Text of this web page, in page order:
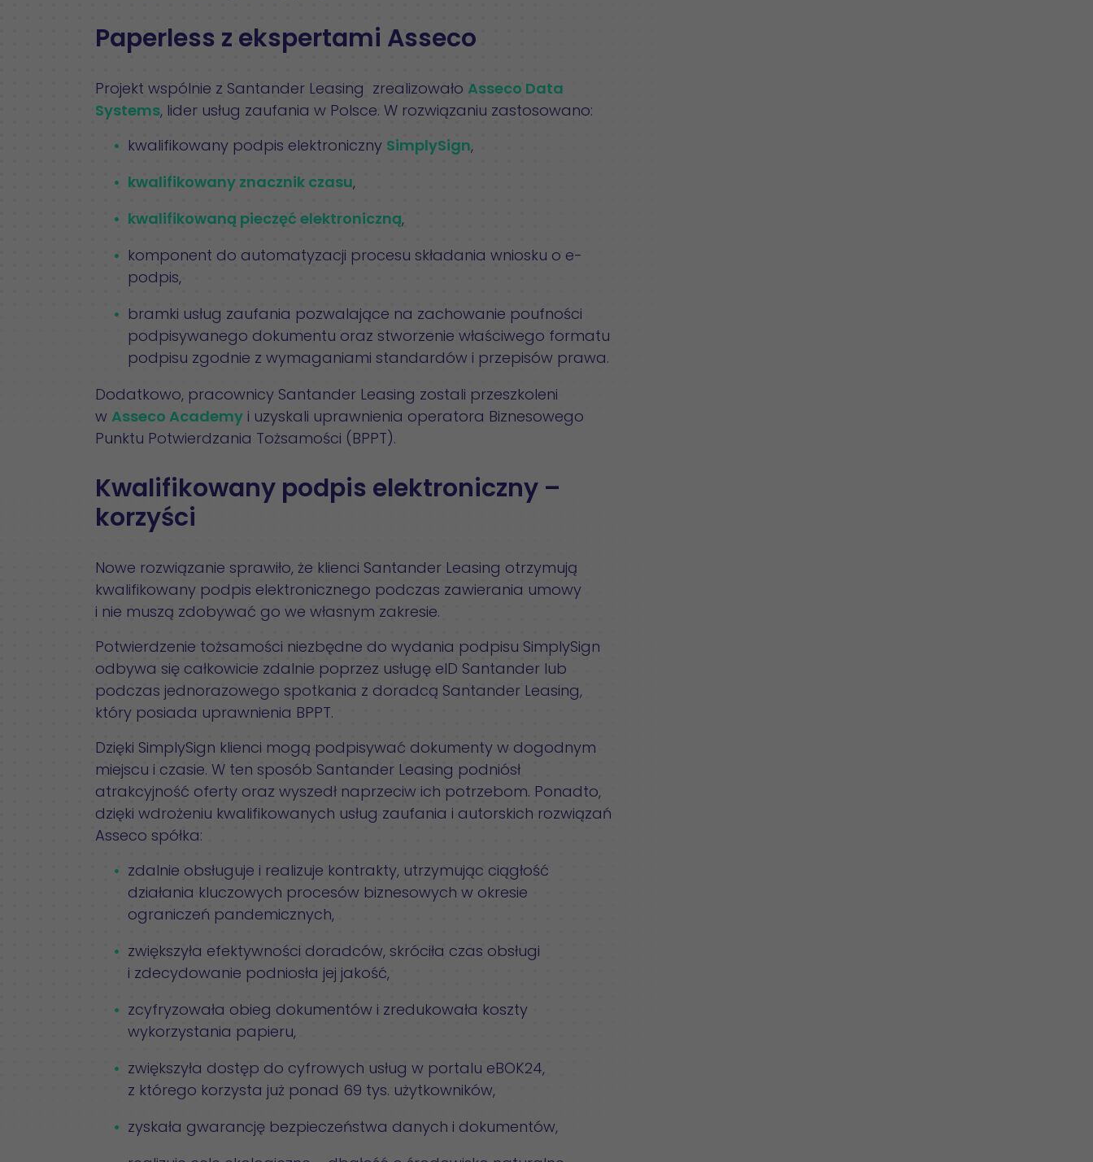
Paperless z ekspertami Asseco
Projekt wspólnie z Santander Leasing zrealizowało Asseco Data
Systems, lider usług zaufania w Polsce. W rozwiązaniu zastosowano:
kwalifikowany podpis elektroniczny SimplySign,
kwalifikowany znacznik czasu,
kwalifikowaną pieczęć elektroniczną,
komponent do automatyzacji procesu składania wniosku o e-
podpis,
bramki usług zaufania pozwalające na zachowanie poufności
podpisywanego dokumentu oraz stworzenie właściwego formatu
podpisu zgodnie z wymaganiami standardów i przepisów prawa.
Dodatkowo, pracownicy Santander Leasing zostali przeszkoleni
w Asseco Academy i uzyskali uprawnienia operatora Biznesowego
Punktu Potwierdzania Tożsamości (BPPT).
Kwalifikowany podpis elektroniczny –
korzyści
Nowe rozwiązanie sprawiło, że klienci Santander Leasing otrzymują
kwalifikowany podpis elektronicznego podczas zawierania umowy
i nie muszą zdobywać go we własnym zakresie.
Potwierdzenie tożsamości niezbędne do wydania podpisu SimplySign
odbywa się całkowicie zdalnie poprzez usługę eID Santander lub
podczas jednorazowego spotkania z doradcą Santander Leasing,
który posiada uprawnienia BPPT.
Dzięki SimplySign klienci mogą podpisywać dokumenty w dogodnym
miejscu i czasie. W ten sposób Santander Leasing podniósł
atrakcyjność oferty oraz wyszedł naprzeciw ich potrzebom. Ponadto,
dzięki wdrożeniu kwalifikowanych usług zaufania i autorskich rozwiązań
Asseco spółka:
zdalnie obsługuje i realizuje kontrakty, utrzymując ciągłość
działania kluczowych procesów biznesowych w okresie
ograniczeń pandemicznych,
zwiększyła efektywności doradców, skróciła czas obsługi
i zdecydowanie podniosła jej jakość,
zcyfryzowała obieg dokumentów i zredukowała koszty
wykorzystania papieru,
zwiększyła dostęp do cyfrowych usług w portalu eBOK24,
z którego korzysta już ponad 69 tys. użytkowników,
zyskała gwarancję bezpieczeństwa danych i dokumentów,